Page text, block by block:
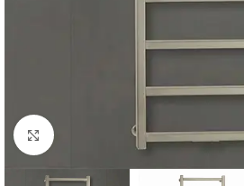
Click to enlarge